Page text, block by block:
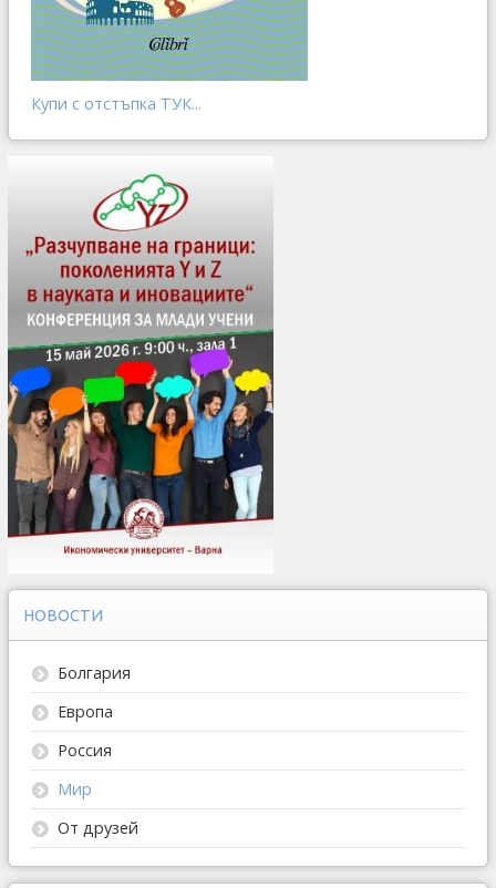
Купи с отстъпка ТУК...
НОВОСТИ
Болгария
Европа
Россия
Мир
От друзей